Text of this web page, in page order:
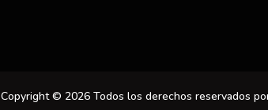
Copyright © 2026 Todos los derechos reservados